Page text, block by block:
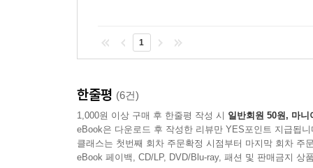
1
한줄평 (6건)
1,000원 이상 구매 후 한줄평 작성 시 일반회원 50원, 마니
eBook은 다운로드 후 작성한 리뷰만 YES포인트 지급됩니
클래스는 첫번째 회차 주문확정 시점부터 마지막 회차 주
eBook 페이백, CD/LP, DVD/Blu-ray, 패션 및 판매금지 상